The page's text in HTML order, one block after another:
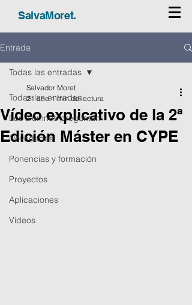
SalvaMoret.
Entrada
Todas las entradas
Los alumnos preguntan
Novedades
Ponencias y formación
Proyectos
Aplicaciones
Vídeos
Todas las entradas
Vídeo explicativo de la 2ª
Edición Máster en CYPE
Salvador Moret
21 ene 1 min de lectura